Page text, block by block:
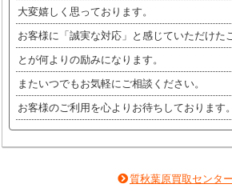
大変嬉しく思っております。
お客様に「誠実な対応」と感じていただけた
とが何よりの励みになります。
またいつでもお気軽にご相談ください。
お客様のご利用を心よりお待ちしております。
質秋葉原買取センタ